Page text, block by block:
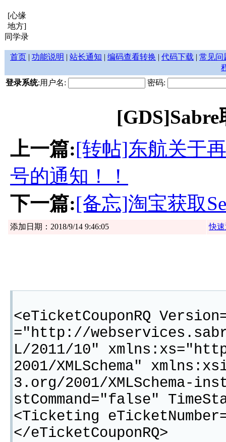
[心缘
地方]
同学录
首页 | 功能说明 | 站长通知 | 编码查看转换 | 代码下载 | 常见问
登录系统:用户名: 密码:
上一篇:[转帖]东航关于
号的通知！！
下一篇:[备忘]淘宝获取
添加日期：2018/9/14 9:46:05 快
<eTicketCouponRQ
="http://
L/2011/10"
2001/XMLSchema"
3.org/2001/XMLSchema-
stCommand="false"
<Ticketing
</eTicketCouponRQ>